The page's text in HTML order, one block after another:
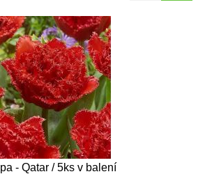
- Qatar / 5ks v balení